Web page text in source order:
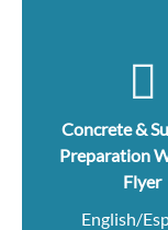
Concrete &
Preparation
Flyer
English/